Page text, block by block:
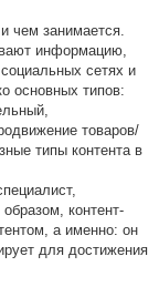
чем занимается.
информацию,
сетях и
основных типов:
товаров/
типы контента в
контент-
а именно: он
для достижения